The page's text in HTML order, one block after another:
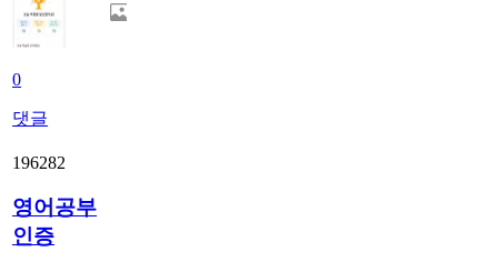
0
댓글
196282
영어공부
인증